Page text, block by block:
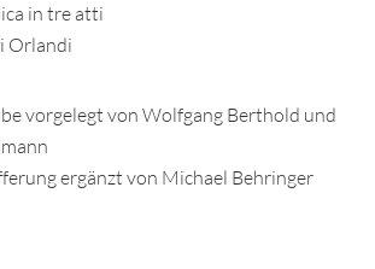
in tre atti
Orlandi
vorgelegt von Wolfgang Berthold und
ergänzt von Michael Behringer